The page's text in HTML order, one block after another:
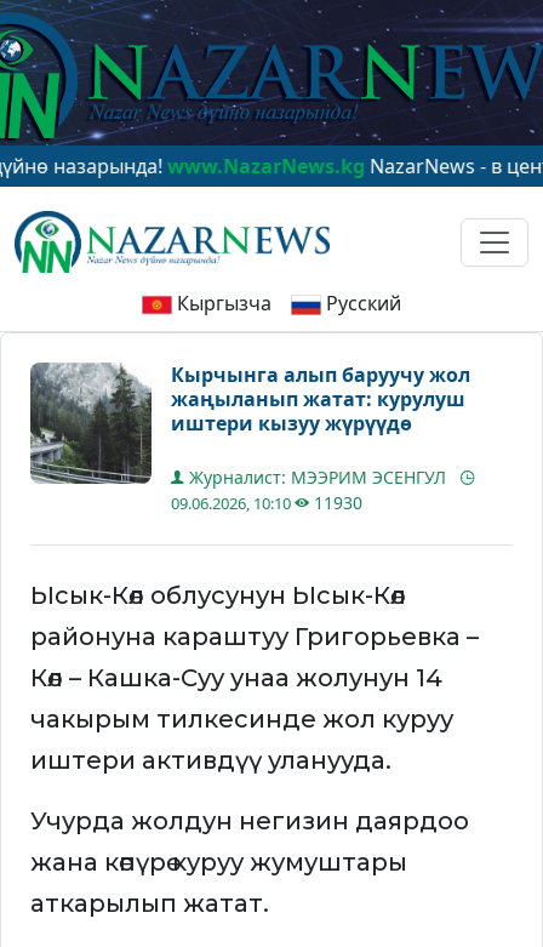
www.NazarNews.kgNazarNews - в центре
Кыргызча Русский
Кырчынга алып баруучу жол
жаңыланып жатат: курулуш
иштери кызуу жүрүүдө
Журналист: МЭЭРИМ ЭСЕНГУЛ
09.06.2026, 10:10 11930
Ысык-Көл облусунун Ысык-Көл
районуна караштуу Григорьевка –
Көл – Кашка-Суу унаа жолунун 14
чакырым тилкесинде жол куруу
иштери активдүү уланууда.
Учурда жолдун негизин даярдоо
жана көпүрө куруу жумуштары
аткарылып жатат.